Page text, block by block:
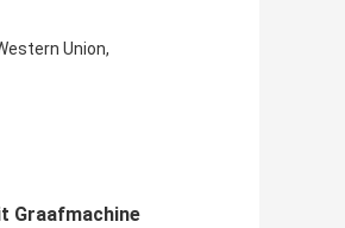
Union,
Graafmachine